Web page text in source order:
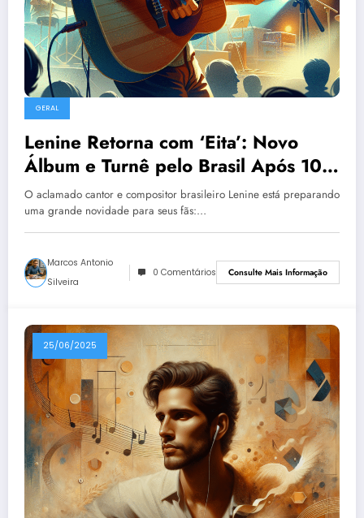
GERAL
Lenine Retorna com ‘Eita’: Novo
Álbum e Turnê pelo Brasil Após 10
Anos
O aclamado cantor e compositor brasileiro Lenine está preparando
uma grande novidade para seus fãs:…
Marcos Antonio
Silveira
0 Comentários Consulte Mais Informação
25/06/2025